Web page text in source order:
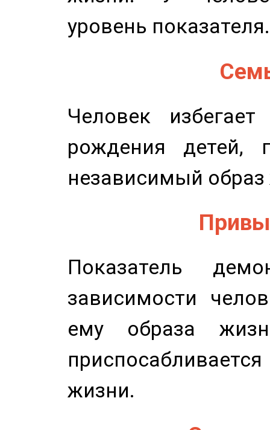
уровень показателя.
Человек
рождения детей,
независимый
Показатель
зависимости
ему образа
жизни.